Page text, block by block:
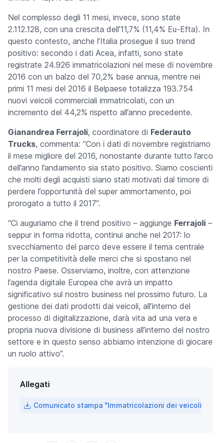
Nel complesso degli 11 mesi, invece, sono state
2.112.128, con una crescita dell’11,7% (11,4% Eu-Efta). In
questo contesto, anche l’Italia prosegue il suo trend
positivo: secondo i dati Acea, infatti, sono state
registrate 24.926 immatricolazioni nel mese di novembre
2016 con un balzo del 70,2% base annua, mentre nei
primi 11 mesi del 2016 il Belpaese totalizza 193.754
nuovi veicoli commerciali immatricolati, con un
incremento del 44,2% rispetto all’anno precedente.
Gianandrea Ferrajoli, coordinatore di Federauto
Trucks, commenta: “Con i dati di novembre registriamo
il mese migliore del 2016, nonostante durante tutto l’arco
dell’anno l’andamento sia stato positivo. Siamo coscienti
che molti degli acquisti siano stati motivati dal timore di
perdere l’opportunità del super ammortamento, poi
prorogato a tutto il 2017”.
“Ci auguriamo che il trend positivo – aggiunge Ferrajoli –
seppur in forma ridotta, continui anche nel 2017: lo
svecchiamento del parco deve essere il tema centrale
per la competitività delle merci che si spostano nel
nostro Paese. Osserviamo, inoltre, con attenzione
l’agenda digitale Europea che avrà un impatto
significativo sul nostro business nel prossimo futuro. La
gestione dei dati prodotti dai veicoli, all’interno del
processo di digitalizzazione, darà vita ad una vera e
propria nuova divisione di business all’interno del nostro
settore e in questo senso abbiamo intenzione di giocare
un ruolo attivo”.
Allegati
Comunicato stampa "Immatricolazioni dei veicoli